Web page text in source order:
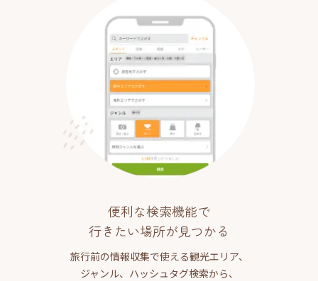
便利な検索機能で
行きたい場所が見つかる
旅行前の情報収集で使える観光エリア、
ジャンル、ハッシュタグ検索から、